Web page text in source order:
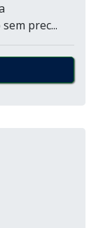
prec...